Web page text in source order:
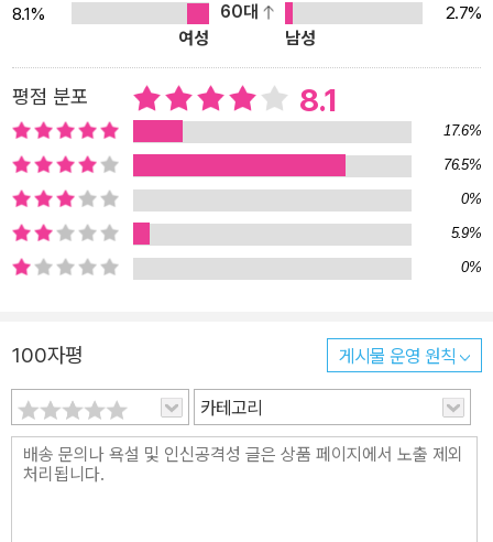
t me die in his footsteps》로 최우수장편상 후보에 올랐을 때, 그
의 수상 가능성을 점친 이는 아무도 없었다. 창설 이래 70여 년에 이
르는 에드거상 역사상, 신인상 수상자가 장편상을 수상한 것은 단 두
차례뿐이며, 각각 장편상 수상까지 18년(로스 토머스), 12년(스티브
해밀턴)이나 걸렸기 때문이다. 그러나 로리 로이는 예측을 뒤엎고 최
우수장편상 수상의 영광을 안았다. 지금까지 선보인 작품 세 권 전부
에 에드거상 심사위원회가 뜨거운 관심과 애정을 드러낸 셈! 데뷔 5
년 만에 미국 문학계의 중심에 우뚝 선 로리 로이. 미스터리, 스릴러,
크라임 소설에 관심 있는 독자라면 이 작가의 이름을 반드시 기억해
8.1%
60대
2.7%
여성
남성
평점 분포 8.1
17.6%
76.5%
0%
5.9%
0%
100자평 게시물 운영 원칙
카테고리